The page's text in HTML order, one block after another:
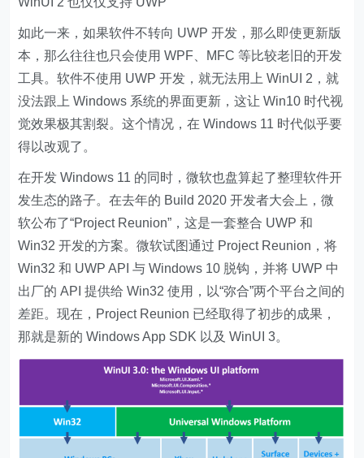
如此一来，如果软件不转向 UWP 开发，那么即使更新版
本，那么往往也只会使用 WPF、MFC 等比较老旧的开发
工具。软件不使用 UWP 开发，就无法用上 WinUI 2，就
没法跟上 Windows 系统的界面更新，这让 Win10 时代视
觉效果极其割裂。这个情况，在 Windows 11 时代似乎要
得以改观了。
在开发 Windows 11 的同时，微软也盘算起了整理软件开
发生态的路子。在去年的 Build 2020 开发者大会上，微
软公布了“Project Reunion”，这是一套整合 UWP 和
Win32 开发的方案。微软试图通过 Project Reunion，将
Win32 和 UWP API 与 Windows 10 脱钩，并将 UWP 中
出厂的 API 提供给 Win32 使用，以“弥合”两个平台之间的
差距。现在，Project Reunion 已经取得了初步的成果，
那就是新的 Windows App SDK 以及 WinUI 3。